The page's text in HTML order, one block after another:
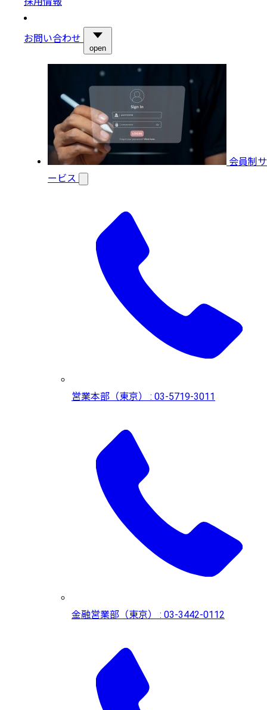
お問い合わせ
open
会員制サ
ービス
営業本部（東京） : 03-5719-3011
金融営業部（東京） : 03-3442-0112